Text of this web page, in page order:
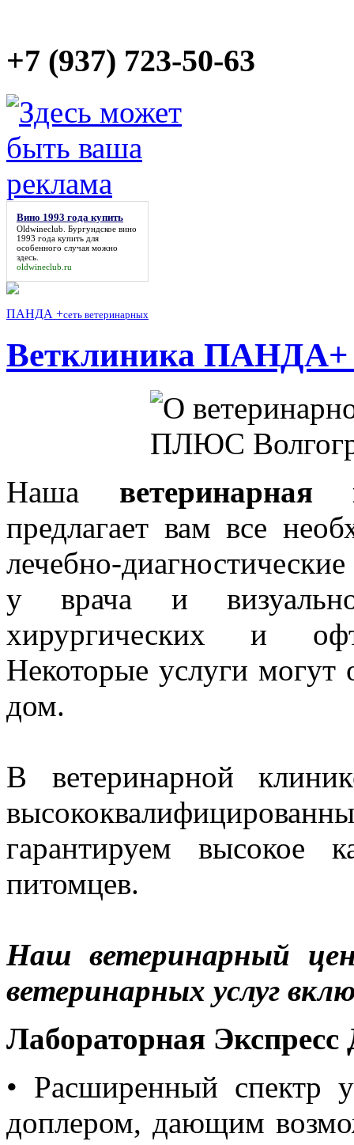
+7 (937) 723-50-63
Ветклиника ПАНДА+
Наша
предлагает вам все
лечебно-
у врача и
хирургических и
Некоторые услуги могут
дом.
В ветеринарной
гарантируем высокое
питомцев.
Наш ветеринарный
ветеринарных услуг
Лабораторная Экспресс
• Расширенный спектр
доплером, дающим